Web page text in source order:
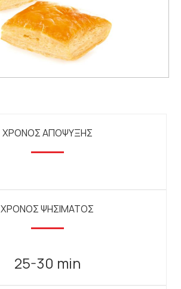
ΧΡΟΝΟΣ ΑΠΟΨΥΞΗΣ
ΧΡΟΝΟΣ ΨΗΣΙΜΑΤΟΣ
25-30 min